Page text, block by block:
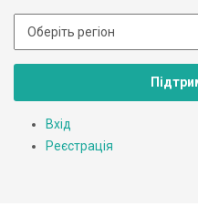
Вхід
Реєстрація